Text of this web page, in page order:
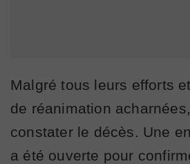
Malgré tous leurs efforts
de réanimation
constater le décès. Une
a été ouverte pour